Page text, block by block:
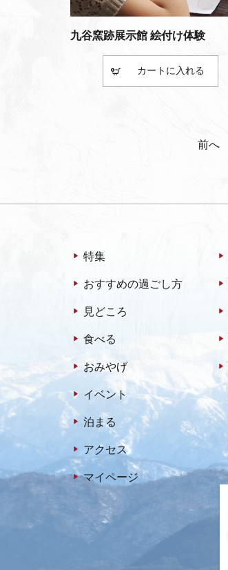
九谷窯跡展示館 絵付け体験
カート
前へ
特集
おすすめの過ごし方
見どころ
食べる
おみやげ
イベント
泊まる
アクセス
マイページ